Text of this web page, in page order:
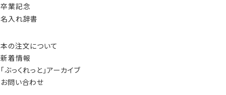
卒業記念
名入れ辞書
本の注文について
新着情報
「ぶっくれっと」アーカイブ
お問い合わせ